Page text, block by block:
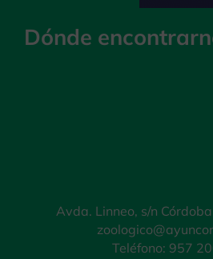
Dónde
Avda. Linneo, s/n
Teléfono: 957